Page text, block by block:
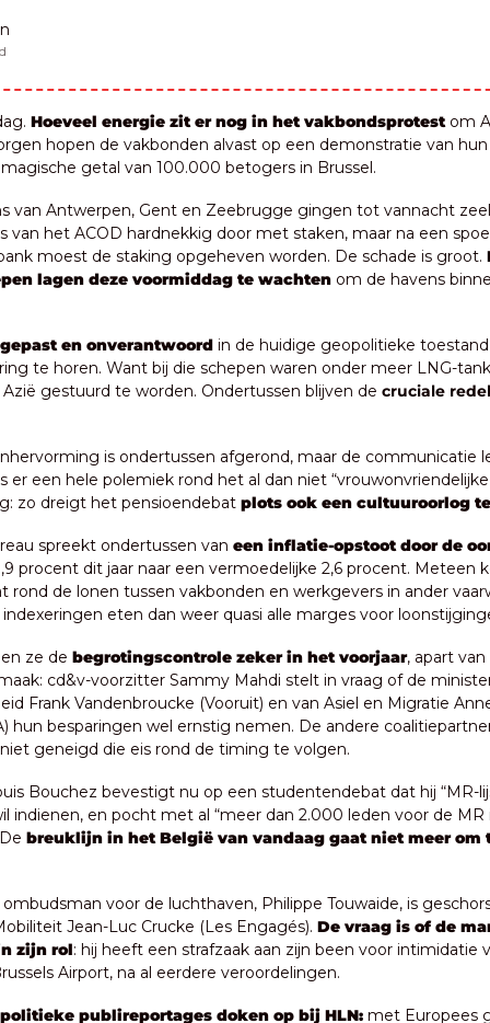
Hoeveel energie zit er nog in het vakbondsprotest om
hopen de vakbonden alvast op een demonstratie van hun
getal van 100.000 betogers in Brussel.
van Antwerpen, Gent en Zeebrugge gingen tot vannacht
van het ACOD hardnekkig door met staken, maar na een
moest de staking opgeheven worden. De schade is groot.
lagen deze voormiddag te wachten om de havens
en onverantwoord in de huidige geopolitieke
te horen. Want bij die schepen waren onder meer LNG-
gestuurd te worden. Ondertussen blijven de cruciale
is ondertussen afgerond, maar de communicatie
er een hele polemiek rond het al dan niet
zo dreigt het pensioendebat plots ook een cultuuroorlog
spreekt ondertussen van een inflatie-opstoot door de
procent dit jaar naar een vermoedelijke 2,6 procent. Meteen
rond de lonen tussen vakbonden en werkgevers in ander
eten dan weer quasi alle marges voor
ze de begrotingscontrole zeker in het voorjaar, apart van
cd&v-voorzitter Sammy Mahdi stelt in vraag of de
Frank Vandenbroucke (Vooruit) en van Asiel en Migratie
hun besparingen wel ernstig nemen. De andere
geneigd die eis rond de timing te volgen.
Bouchez bevestigt nu op een studentendebat dat hij “MR-
indienen, en pocht met al “meer dan 2.000 leden voor de MR
breuklijn in het België van vandaag gaat niet meer om
voor de luchthaven, Philippe Touwaide, is
Jean-Luc Crucke (Les Engagés). De vraag is of de
zijn rol: hij heeft een strafzaak aan zijn been voor intimidatie
Airport, na al eerdere veroordelingen.
publireportages doken op bij HLN: met Europees